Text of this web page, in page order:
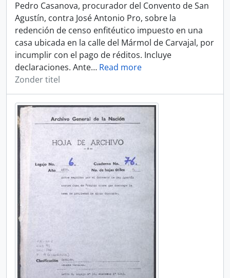
Pedro Casanova, procurador del Convento de San
Agustín, contra José Antonio Pro, sobre la
redención de censo enfitéutico impuesto en una
casa ubicada en la calle del Mármol de Carvajal, por
incumplir con el pago de réditos. Incluye
declaraciones. Ante… Read more
Zonder titel